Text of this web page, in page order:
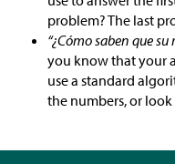
problem? The last
“¿Cómo saben que
you know that your
use a standard
the numbers, or